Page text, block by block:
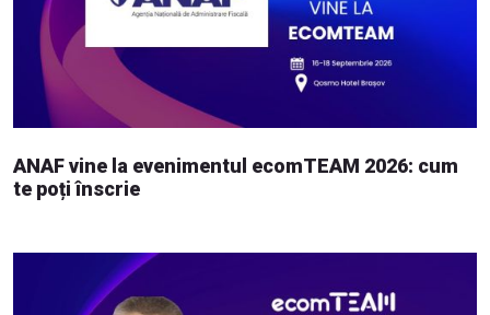
ANAF vine la evenimentul ecomTEAM 2026: cum
te poți înscrie